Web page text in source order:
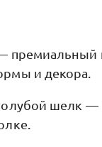
премиальный
и декора.
шелк —